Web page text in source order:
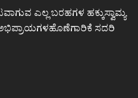
ಎಲ್ಲ ಬರಹಗಳ ಹಕ್ಕುಸ್ವಾಮ್ಯ
ಸದರಿ